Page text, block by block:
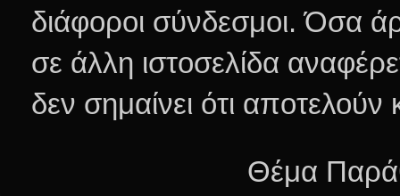
διάφοροι σύνδεσμοι.Όσα
σε άλλη ιστοσελίδα
δεν σημαίνει ότι
Θέμα